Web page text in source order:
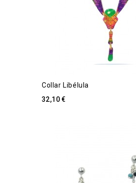
Collar Libélula
32,10 €